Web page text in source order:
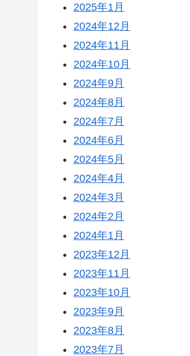
2025年1月
2024年12月
2024年11月
2024年10月
2024年9月
2024年8月
2024年7月
2024年6月
2024年5月
2024年4月
2024年3月
2024年2月
2024年1月
2023年12月
2023年11月
2023年10月
2023年9月
2023年8月
2023年7月